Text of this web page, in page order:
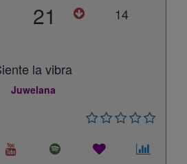
21 14
la vibra
Juwelana